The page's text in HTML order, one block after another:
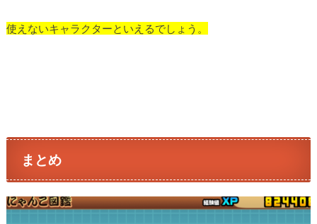
使えないキャラクターといえるでしょう。
まとめ